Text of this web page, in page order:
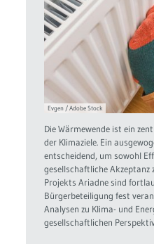
Evgen / Adobe Stock
Die Wärmewende ist ein
der Klimaziele. Ein
entscheidend, um sowohl
gesellschaftliche Akzeptanz
Projekts Ariadne sind
Bürgerbeteiligung fest
Analysen zu Klima- und
gesellschaftlichen